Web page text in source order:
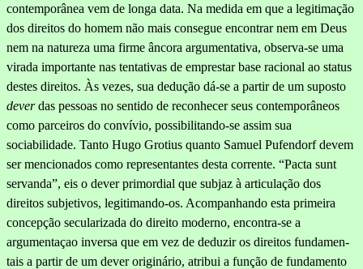
contemporâ­nea vem de longa data. Na medida em que a legitimação
dos direitos do homem não mais consegue encontrar nem em Deus
nem na natureza uma firme âncora argumentativa, observa-se uma
virada importante nas ten­tativas de emprestar base racional ao status
destes direitos. Às vezes, sua dedução dá-se a partir de um suposto
deverdas pessoas no sentido de reconhecer seus contemporâneos
como parceiros do convívio, possibilitando-se assim sua
sociabilidade. Tanto Hugo Grotius quanto Samuel Pufendorf devem
ser mencionados como representantes desta cor­rente. “Pacta sunt
servanda”, eis o dever primordial que subjaz à articulação dos
direitos subjetivos, legitimando-os. Acompanhando esta primeira
concepção secularizada do direito moderno, encontra-se a
argumentaçao inversa que em vez de deduzir os direitos fundamen­
tais a partir de um dever originário, atribui a função de fundamento